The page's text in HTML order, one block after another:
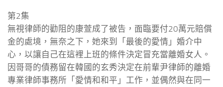
第2集
無視律師的勸阻的康萱成了被告，面臨要付20萬元賠償
金的處境，無奈之下，她來到「最後的愛情」婚介中
心，以讓自己在這裡上班的條件決定冒充當離婚女人。
因哥哥的債務留在韓國的玄秀決定在前輩尹律師的離婚
專業律師事務所「愛情和和平」工作，並偶然與在同一